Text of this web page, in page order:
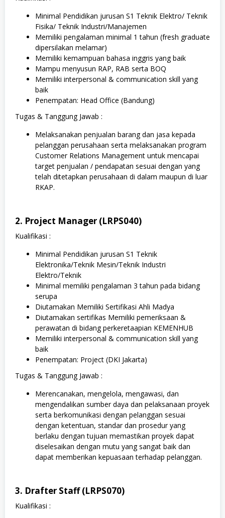
Minimal Pendidikan jurusan S1 Teknik Elektro/ Teknik
Fisika/ Teknik Industri/Manajemen
Memiliki pengalaman minimal 1 tahun (fresh graduate
dipersilakan melamar)
Memiliki kemampuan bahasa inggris yang baik
Mampu menyusun RAP, RAB serta BOQ
Memiliki interpersonal & communication skill yang
baik
Penempatan: Head Office (Bandung)
Tugas & Tanggung Jawab :
Melaksanakan penjualan barang dan jasa kepada
pelanggan perusahaan serta melaksanakan program
Customer Relations Management untuk mencapai
target penjualan / pendapatan sesuai dengan yang
telah ditetapkan perusahaan di dalam maupun di luar
RKAP.
2. Project Manager (LRPS040)
Kualifikasi :
Minimal Pendidikan jurusan S1 Teknik
Elektronika/Teknik Mesin/Teknik Industri
Elektro/Teknik
Minimal memiliki pengalaman 3 tahun pada bidang
serupa
Diutamakan Memiliki Sertifikasi Ahli Madya
Diutamakan sertifikas Memiliki pemeriksaan &
perawatan di bidang perkeretaapian KEMENHUB
Memiliki interpersonal & communication skill yang
baik
Penempatan: Project (DKI Jakarta)
Tugas & Tanggung Jawab :
Merencanakan, mengelola, mengawasi, dan
mengendalikan sumber daya dan pelaksanaan proyek
serta berkomunikasi dengan pelanggan sesuai
dengan ketentuan, standar dan prosedur yang
berlaku dengan tujuan memastikan proyek dapat
diselesaikan dengan mutu yang sangat baik dan
dapat memberikan kepuasaan terhadap pelanggan.
3. Drafter Staff (LRPS070)
Kualifikasi :